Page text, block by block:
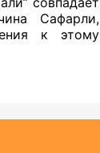
Сафарли,
к этому